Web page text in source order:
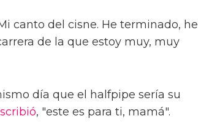
canto del cisne. He terminado, he
de la que estoy muy, muy
día que el halfpipe sería su
, "este es para ti, mamá".